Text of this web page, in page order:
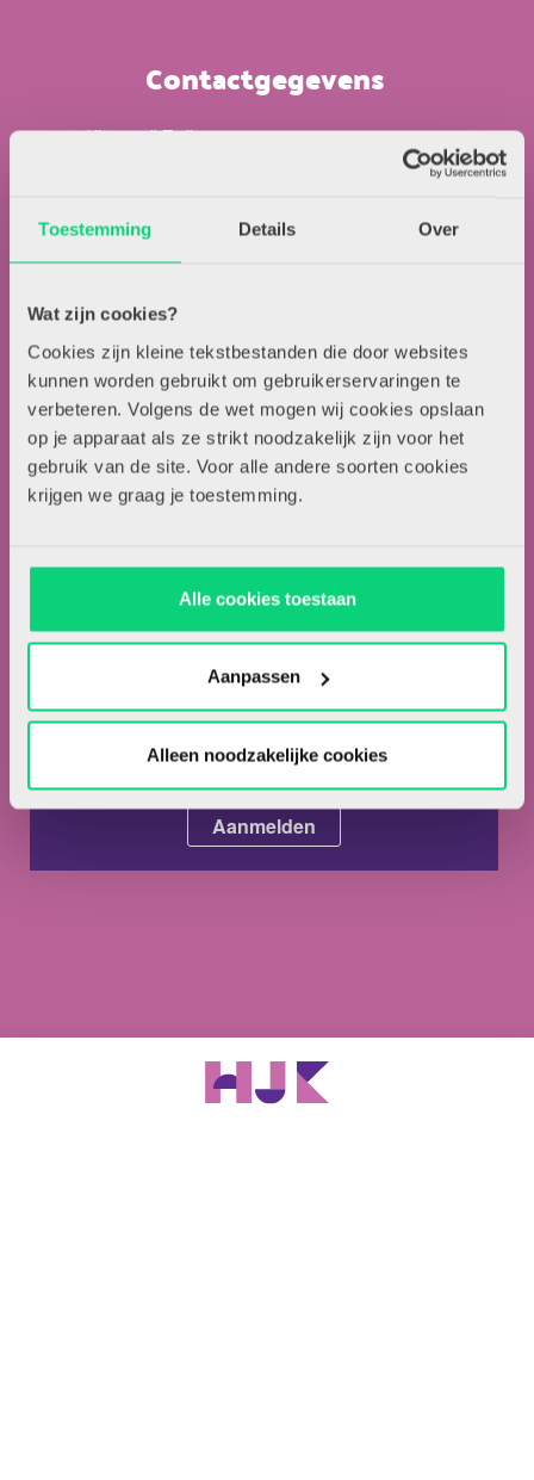
Toestemming Details Over
Wat zijn cookies?
Cookies zijn kleine tekstbestanden die door websites
kunnen worden gebruikt om gebruikerservaringen te
verbeteren. Volgens de wet mogen wij cookies opslaan
op je apparaat als ze strikt noodzakelijk zijn voor het
gebruik van de site. Voor alle andere soorten cookies
krijgen we graag je toestemming.
Alle cookies toestaan
Aanpassen
Alleen noodzakelijke cookies
Nieuwsbrief
Meld je hieronder aan voor de nieuwsbrief van HJK
Ik ga akkoord met de privacyvoorwaarden.
Ik ben abonnee van HJK.
Over HJK
Artikel insturen
Adverteren in HJK
Contact
Contactgegevens
Uitgeverij Zwijsen
5041 SE Tilburg
013-5838800